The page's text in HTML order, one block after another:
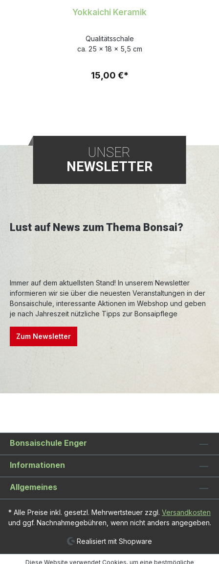
Yokkaichi Keramik
Qualitätsschale
ca. 25 x 18 x 5,5 cm
15,00 €*
UNSER
NEWSLETTER
Lust auf News zum Thema Bonsai?
Immer auf dem aktuellsten Stand! In unserem Newsletter
informieren wir sie über die neuesten Veranstaltungen in der
Bonsaischule, interessante Aktionen im Webshop und geben
je nach Jahreszeit nützliche Tipps zur Bonsaipflege
Zum Newsletter
Bonsaischule Enger
Informationen
Allgemeines
* Alle Preise inkl. gesetzl. Mehrwertsteuer zzgl. Versandkosten
und ggf. Nachnahmegebühren, wenn nicht anders angegeben.
Realisiert mit Shopware
Diese Website verwendet Cookies, um eine bestmögliche